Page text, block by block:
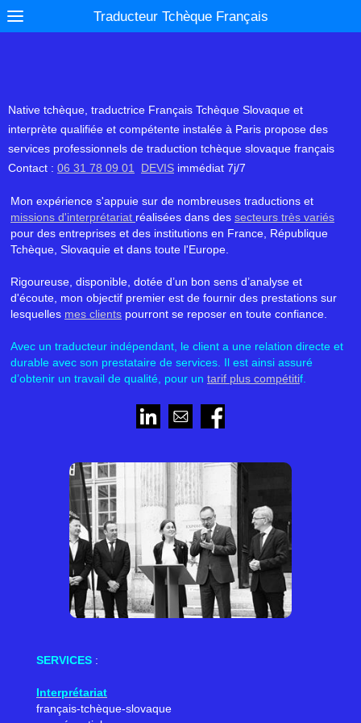
Traducteur Tchèque Français
Native tchèque, traductrice Français Tchèque Slovaque et
interprète qualifiée et compétente instalée à Paris propose des
services professionnels de traduction tchèque slovaque français
Contact : 06 31 78 09 01 DEVIS immédiat 7j/7
Mon expérience s'appuie sur de nombreuses traductions et
missions d'interprétariat réalisées dans des secteurs très variés
pour des entreprises et des institutions en France, République
Tchèque, Slovaquie et dans toute l'Europe.
Rigoureuse, disponible, dotée d’un bon sens d’analyse et
d'écoute, mon objectif premier est de fournir des prestations sur
lesquelles mes clients pourront se reposer en toute confiance.
Avec un traducteur indépendant, le client a une relation directe et
durable avec son prestataire de services. Il est ainsi assuré
d’obtenir un travail de qualité, pour un tarif plus compétitif.
SERVICES :
Interprétariat
français-tchèque-slovaque